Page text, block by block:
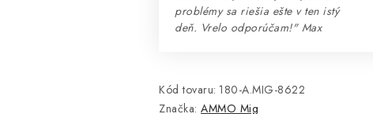
problémy sa riešia ešte v ten istý
deň. Vrelo odporúčam!" Max
Kód tovaru: 180-A.MIG-8622
Značka: AMMO Mig